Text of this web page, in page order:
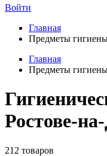
Войти
Главная
Предметы
Главная
Предметы
Ростове-
212 товаров